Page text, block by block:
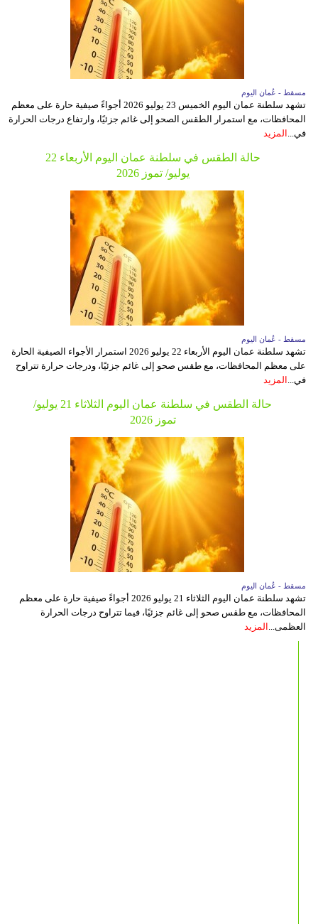
مسقط - عُمان اليوم
تشهد سلطنة عمان اليوم الخميس 23 يوليو 2026 أجواءً صيفية حارة على معظم
المحافظات، مع استمرار الطقس الصحو إلى غائم جزئيًا، وارتفاع درجات الحرارة
في... المزيد
حالة الطقس في سلطنة عمان اليوم الأربعاء 22
يوليو/ تموز 2026
مسقط - عُمان اليوم
تشهد سلطنة عمان اليوم الأربعاء 22 يوليو 2026 استمرار الأجواء الصيفية الحارة
على معظم المحافظات، مع طقس صحو إلى غائم جزئيًا، ودرجات حرارة تتراوح
في... المزيد
حالة الطقس في سلطنة عمان اليوم الثلاثاء 21 يوليو/
تموز 2026
مسقط - عُمان اليوم
تشهد سلطنة عمان اليوم الثلاثاء 21 يوليو 2026 أجواءً صيفية حارة على معظم
المحافظات، مع طقس صحو إلى غائم جزئيًا، فيما تتراوح درجات الحرارة
العظمى... المزيد